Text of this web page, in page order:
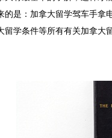
的是：加拿大留学驾车手拿
留学条件等所有有关加拿大